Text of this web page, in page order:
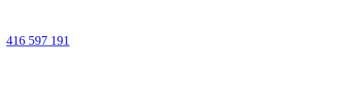
416 597 191